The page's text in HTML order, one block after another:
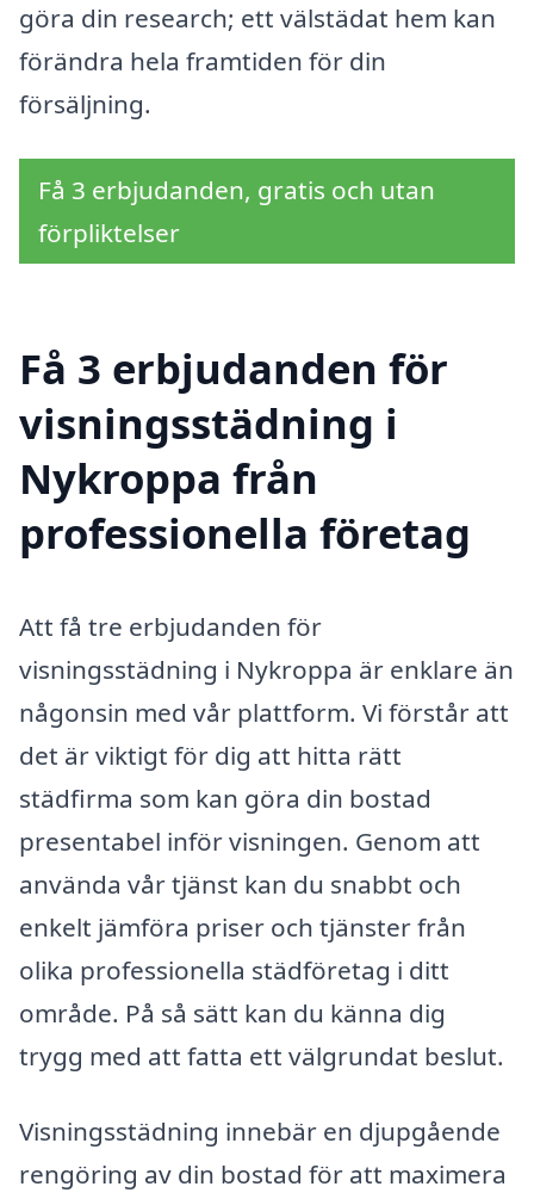
göra din research; ett välstädat hem kan
förändra hela framtiden för din
försäljning.
Få 3 erbjudanden, gratis och utan
förpliktelser
Få 3 erbjudanden för
visningsstädning i
Nykroppa från
professionella företag
Att få tre erbjudanden för
visningsstädning i Nykroppa är enklare än
någonsin med vår plattform. Vi förstår att
det är viktigt för dig att hitta rätt
städfirma som kan göra din bostad
presentabel inför visningen. Genom att
använda vår tjänst kan du snabbt och
enkelt jämföra priser och tjänster från
olika professionella städföretag i ditt
område. På så sätt kan du känna dig
trygg med att fatta ett välgrundat beslut.
Visningsstädning innebär en djupgående
rengöring av din bostad för att maximera